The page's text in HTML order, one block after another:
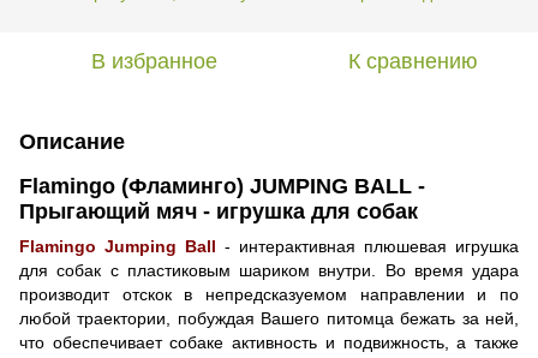
В избранное К сравнению
Описание
Flamingo (Фламинго) JUMPING BALL -
Прыгающий мяч - игрушка для собак
Flamingo Jumping Ball - интерактивная плюшевая игрушка
для собак с пластиковым шариком внутри. Во время удара
производит отскок в непредсказуемом направлении и по
любой траектории, побуждая Вашего питомца бежать за ней,
что обеспечивает собаке активность и подвижность, а также